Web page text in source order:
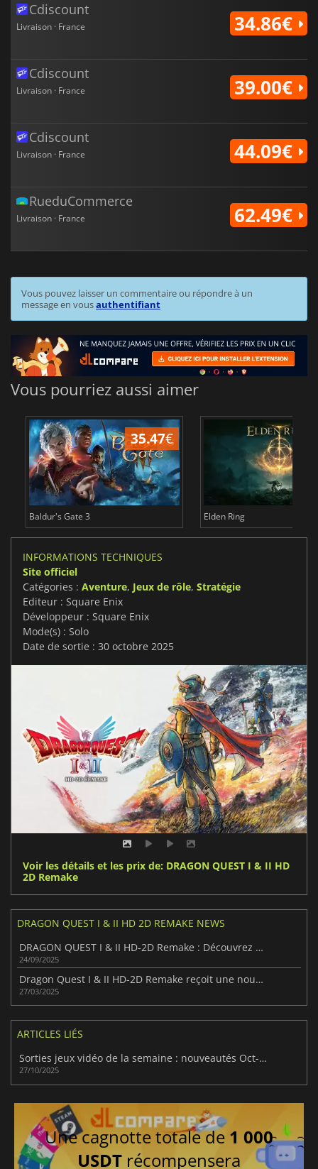
Cdiscount
Livraison · France 34.86€
Cdiscount
Livraison · France 39.00€
Cdiscount
Livraison · France 44.09€
RueduCommerce
Livraison · France 62.49€
Vous pouvez laisser un commentaire ou répondre à un
message en vousauthentifiant
Vous pourriez aussi aimer
35.47€
Baldur's Gate 3 Elden Ring
INFORMATIONS TECHNIQUES
Site officiel
Catégories : Aventure, Jeux de rôle, Stratégie
Editeur : Square Enix
Développeur : Square Enix
Mode(s) : Solo
Date de sortie : 30 octobre 2025
Voir les détails et les prix de: DRAGON QUEST I & II HD
2D Remake
DRAGON QUEST I & II HD 2D REMAKE NEWS
DRAGON QUEST I & II HD-2D Remake : Découvrez ses surprises inédites
24/09/2025
Dragon Quest I & II HD-2D Remake reçoit une nouvelle bande-annonce lors du Nintendo Direct
27/03/2025
ARTICLES LIÉS
Sorties jeux vidéo de la semaine : nouveautés Oct-Nov 2025
27/10/2025
Une cagnotte totale de 1 000
USDT récompensera